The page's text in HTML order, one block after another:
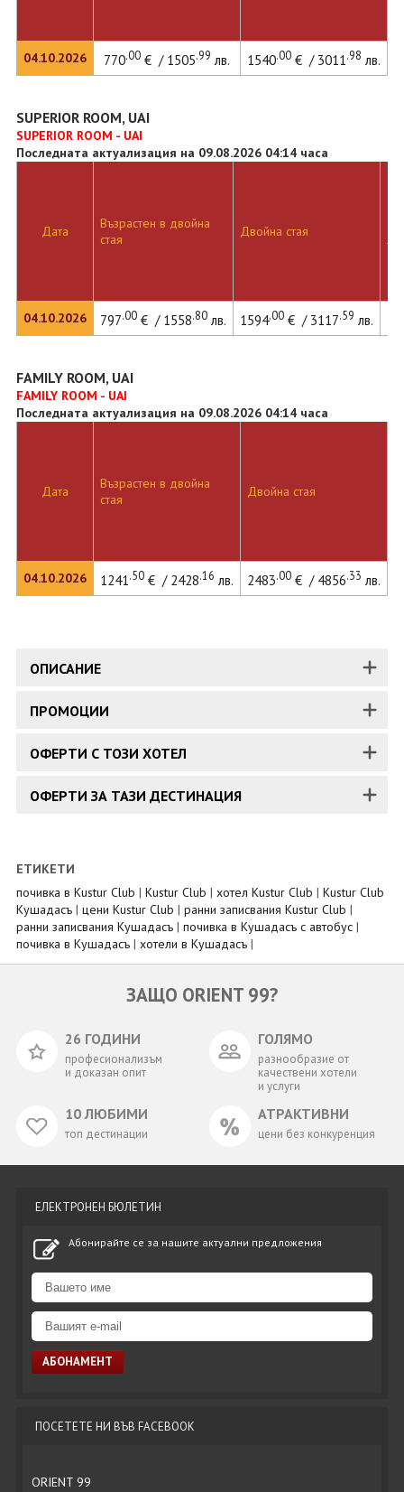
04.10.2026 770.00€ / 1505.99 лв. 1540.00€ / 3011.98 лв.
SUPERIOR ROOM, UAI
SUPERIOR ROOM - UAI
Последната актуализация на 09.08.2026 04:14 часа
Дата
04.10.2026
Възрастен в двойна
стая
Двойна стая
797.00€ / 1558.80лв. 1594.00€ / 3117.59 лв.
FAMILY ROOM, UAI
FAMILY ROOM - UAI
Последната актуализация на 09.08.2026 04:14 часа
Дата
04.10.2026
Възрастен в двойна
стая
Двойна стая
1241.50€ / 2428.16 лв. 2483.00€ / 4856.33 лв.
ОПИСАНИЕ
ПРОМОЦИИ
ОФЕРТИ С ТОЗИ ХОТЕЛ
ОФЕРТИ ЗА ТАЗИ ДЕСТИНАЦИЯ
ЕТИКЕТИ
почивка в Kustur Club | Kustur Club | хотел Kustur Club | Kustur Club
Кушадасъ | цени Kustur Club | ранни записвания Kustur Club |
ранни записвания Кушадасъ | почивка в Кушадасъ с автобус |
почивка в Кушадасъ | хотели в Кушадасъ |
ЗАЩО ORIENT 99?
26 ГОДИНИ
професионализъм
и доказан опит
ГОЛЯМО
разнообразие от
качествени хотели
и услуги
10 ЛЮБИМИ
топ дестинации
АТРАКТИВНИ
цени без конкуренция
ЕЛЕКТРОНЕН БЮЛЕТИН
Абонирайте се за нашите актуални предложения
ПОСЕТЕТЕ НИ ВЪВ FACEBOOK
ORIENT 99